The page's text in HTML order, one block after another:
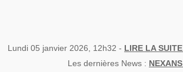
Lundi 05 janvier 2026, 12h32 - LIRE LA SUITE
Les dernières News : NEXANS